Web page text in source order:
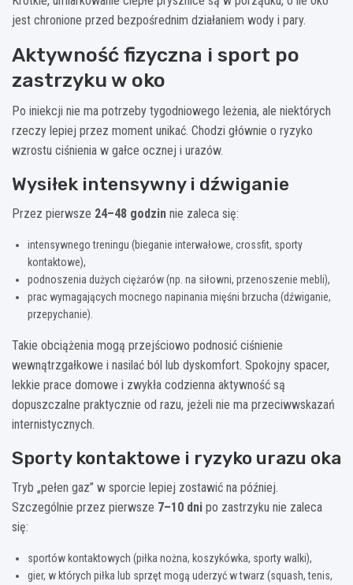
jest chronione przed bezpośrednim działaniem wody i pary.
Aktywność fizyczna i sport po
zastrzyku w oko
Po iniekcji nie ma potrzeby tygodniowego leżenia, ale niektórych
rzeczy lepiej przez moment unikać. Chodzi głównie o ryzyko
wzrostu ciśnienia w gałce ocznej i urazów.
Wysiłek intensywny i dźwiganie
Przez pierwsze 24–48 godzin nie zaleca się:
intensywnego treningu (bieganie interwałowe, crossfit, sporty
kontaktowe),
podnoszenia dużych ciężarów (np. na siłowni, przenoszenie mebli),
prac wymagających mocnego napinania mięśni brzucha (dźwiganie,
przepychanie).
Takie obciążenia mogą przejściowo podnosić ciśnienie
wewnątrzgałkowe i nasilać ból lub dyskomfort. Spokojny spacer,
lekkie prace domowe i zwykła codzienna aktywność są
dopuszczalne praktycznie od razu, jeżeli nie ma przeciwwskazań
internistycznych.
Sporty kontaktowe i ryzyko urazu oka
Tryb „pełen gaz” w sporcie lepiej zostawić na później.
Szczególnie przez pierwsze 7–10 dni po zastrzyku nie zaleca
się:
sportów kontaktowych (piłka nożna, koszykówka, sporty walki),
gier, w których piłka lub sprzęt mogą uderzyć w twarz (squash, tenis,